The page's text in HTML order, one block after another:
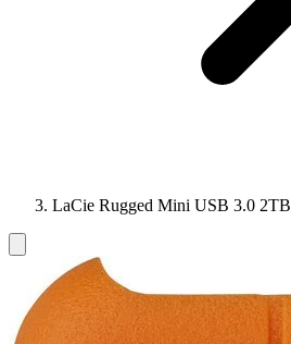
LaCie Rugged Mini USB 3.0 2TB